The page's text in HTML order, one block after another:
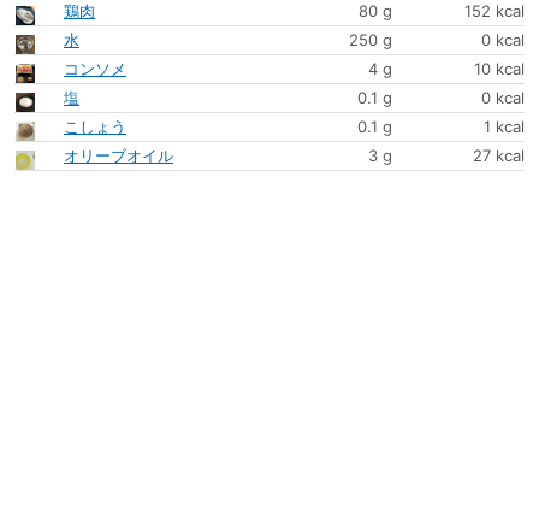
鶏肉
80 g
152 kcal
水
250 g
0 kcal
コンソメ
4 g
10 kcal
塩
0.1 g
0 kcal
こしょう
0.1 g
1 kcal
オリーブオイル
3 g 27 kcal